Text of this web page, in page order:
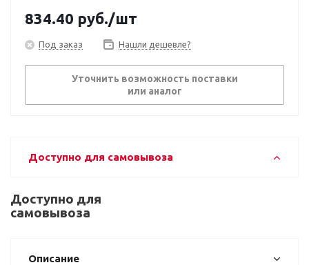
834.40 руб./шт
Под заказ Нашли дешевле?
Уточнить возможность поставки
или аналог
Доступно для самовывоза
Доступно для
самовывоза
Описание